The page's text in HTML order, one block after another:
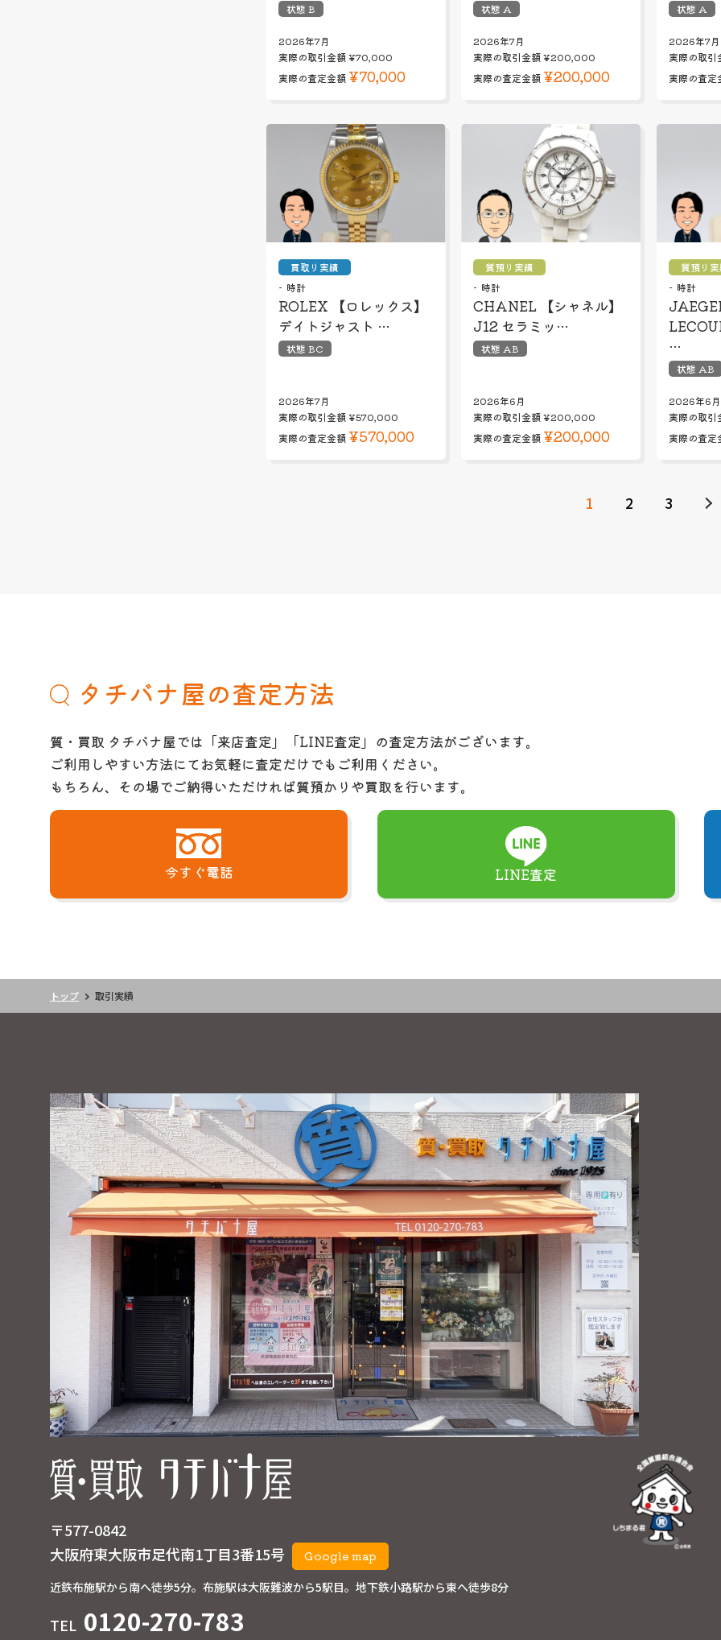
状態 B
2026年7月
実際の取引金額 ¥70,000
実際の査定金額 ¥70,000
状態 A
2026年7月
実際の取引金額¥200,000
実際の査定金額 ¥200,000
状態 A
2026年7月
実際の取引
実際の査定
買取り実績
時計
ROLEX 【ロレックス】
デイトジャスト …
状態 BC
2026年7月
実際の取引金額 ¥570,000
実際の査定金額 ¥570,000
質預り実績
時計
CHANEL 【シャネル】
J12 セラミッ…
状態 AB
2026年6月
実際の取引金額¥200,000
実際の査定金額 ¥200,000
質預り
時計
…
状態 AB
2026年6月
実際の取引
実際の査定
1 2 3
タチバナ屋の査定方法
質・買取 タチバナ屋では「来店査定」「LINE査定」の査定方法がございます。
ご利用しやすい方法にてお気軽に査定だけでもご利用ください。
もちろん、その場でご納得いただければ質預かりや買取を行います。
今すぐ電話 LINE査定
トップ 取引実績
〒577-0842
大阪府東大阪市足代南1丁目3番15号
Google map
近鉄布施駅から南へ徒歩5分。 布施駅は大阪難波から5駅目。地下鉄小路駅から東へ徒歩8分
TEL 0120-270-783